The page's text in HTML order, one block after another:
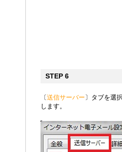
STEP 6
〔送信サーバー 〕タブを選
します。